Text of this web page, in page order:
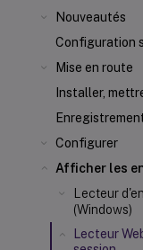
Nouveautés
Configuration
Mise en route
Installer,
Configurer
Afficher les
Lecteur
(Windows)
Lecteur